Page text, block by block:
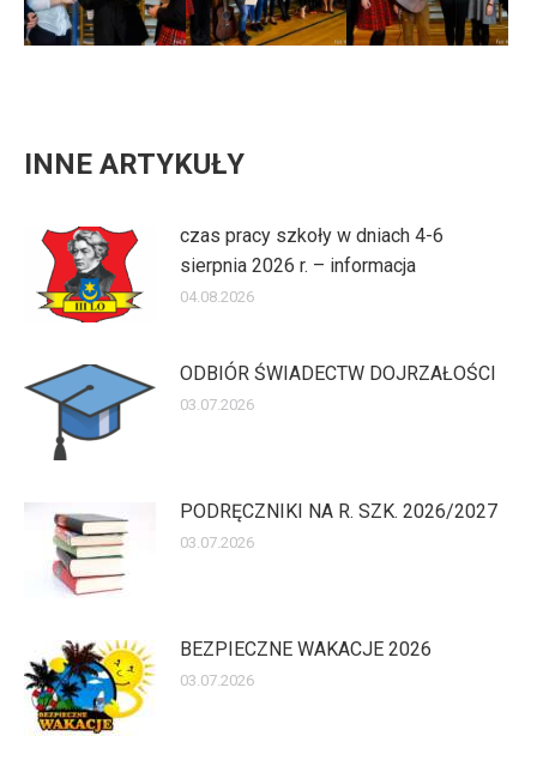
INNE ARTYKUŁY
czas pracy szkoły w dniach 4-6
sierpnia 2026 r. – informacja
04.08.2026
ODBIÓR ŚWIADECTW DOJRZAŁOŚCI
03.07.2026
PODRĘCZNIKI NA R. SZK. 2026/2027
03.07.2026
BEZPIECZNE WAKACJE 2026
03.07.2026